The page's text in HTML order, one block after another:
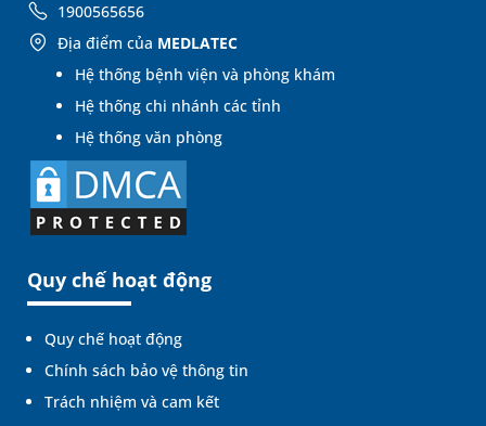
1900565656
Địa điểm của MEDLATEC
Hệ thống bệnh viện và phòng khám
Hệ thống chi nhánh các tỉnh
Hệ thống văn phòng
Quy chế hoạt động
Quy chế hoạt động
Chính sách bảo vệ thông tin
Trách nhiệm và cam kết